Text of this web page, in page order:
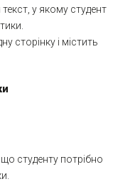
у якому студент
сторінку і містить
студенту потрібно